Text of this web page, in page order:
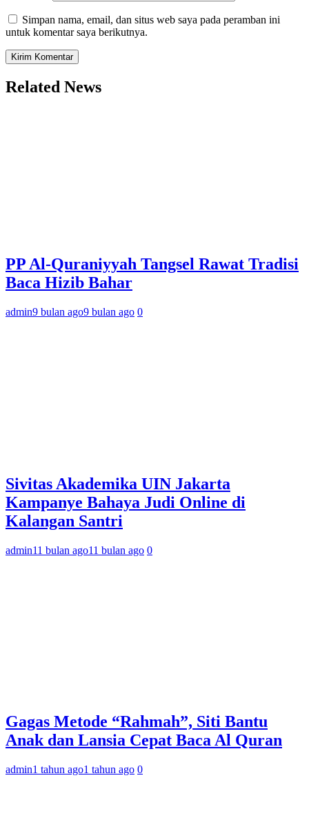
Simpan nama, email, dan situs web saya pada peramban ini
untuk komentar saya berikutnya.
Related News
PP Al-Quraniyyah Tangsel Rawat Tradisi
Baca Hizib Bahar
admin9 bulan ago9 bulan ago 0
Sivitas Akademika UIN Jakarta
Kampanye Bahaya Judi Online di
Kalangan Santri
admin11 bulan ago11 bulan ago 0
Gagas Metode “Rahmah”, Siti Bantu
Anak dan Lansia Cepat Baca Al Quran
admin1 tahun ago1 tahun ago 0